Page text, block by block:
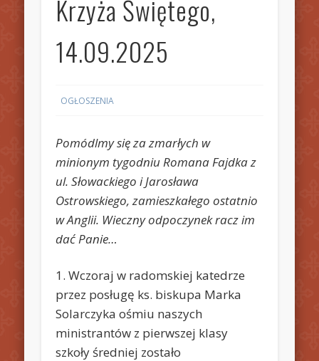
Krzyża Świętego,
14.09.2025
OGŁOSZENIA
Pomódlmy się za zmarłych w
minionym tygodniu Romana Fajdka z
ul. Słowackiego i Jarosława
Ostrowskiego, zamieszkałego ostatnio
w Anglii. Wieczny odpoczynek racz im
dać Panie…
1. Wczoraj w radomskiej katedrze
przez posługę ks. biskupa Marka
Solarczyka ośmiu naszych
ministrantów z pierwszej klasy
szkoły średniej zostało